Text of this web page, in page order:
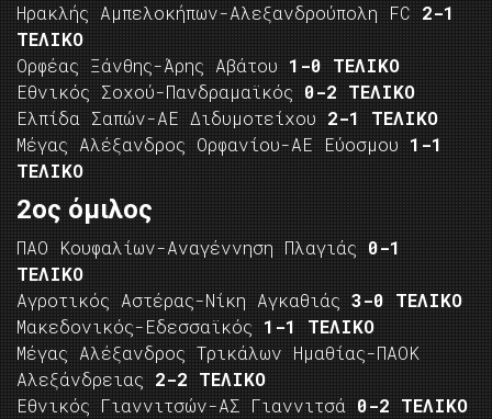
Ηρακλής Αμπελοκήπων-Αλεξανδρούπολη FC 2-1
ΤΕΛΙΚΟ
Ορφέας Ξάνθης-Άρης Αβάτου 1-0 ΤΕΛΙΚΟ
Εθνικός Σοχού-Πανδραμαϊκός 0-2 ΤΕΛΙΚΟ
Ελπίδα Σαπών-ΑΕ Διδυμοτείχου 2-1 ΤΕΛΙΚΟ
Μέγας Αλέξανδρος Ορφανίου-ΑΕ Εύοσμου 1-1
ΤΕΛΙΚΟ
2ος όμιλος
ΠΑΟ Κουφαλίων-Αναγέννηση Πλαγιάς 0-1
ΤΕΛΙΚΟ
Αγροτικός Αστέρας-Νίκη Αγκαθιάς 3-0 ΤΕΛΙΚΟ
Μακεδονικός-Εδεσσαϊκός 1-1 ΤΕΛΙΚΟ
Μέγας Αλέξανδρος Τρικάλων Ημαθίας-ΠΑΟΚ
Αλεξάνδρειας 2-2 ΤΕΛΙΚΟ
Εθνικός Γιαννιτσών-ΑΣ Γιαννιτσά 0-2 ΤΕΛΙΚΟ